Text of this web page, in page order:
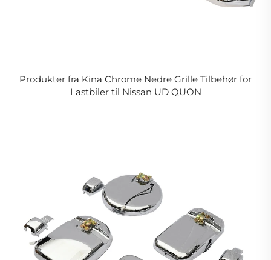
Produkter fra Kina Chrome Nedre Grille Tilbehør for
Lastbiler til Nissan UD QUON